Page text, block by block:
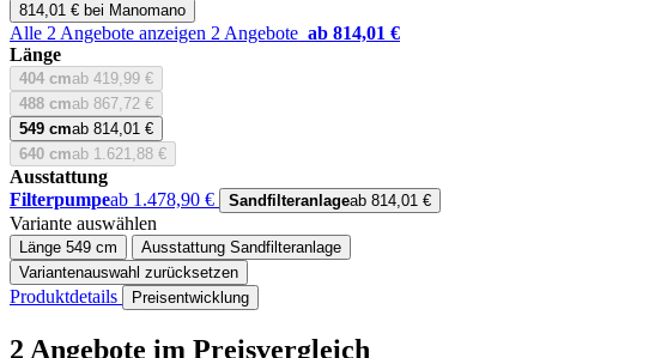
814,01 € bei Manomano
Alle 2 Angebote anzeigen 2 Angebote ab 814,01 €
Länge
404 cmab 419,99 €
488 cmab 867,72 €
549 cmab 814,01 €
640 cmab 1.621,88 €
Ausstattung
Filterpumpeab 1.478,90 € Sandfilteranlageab 814,01 €
Variante auswählen
Länge 549 cm Ausstattung Sandfilteranlage
Variantenauswahl zurücksetzen
Produktdetails Preisentwicklung
2 Angebote im Preisvergleich